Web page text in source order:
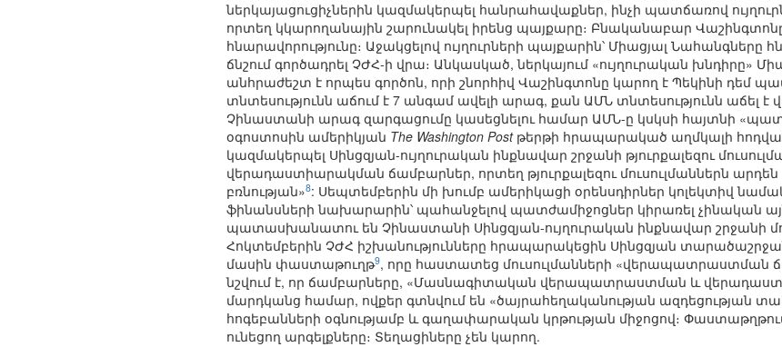
ներկայացուցիչներին կազմակերպել հանրահավաքներ, ինչի պատճառով
որտեղ կկարողանային շարունակել իրենց պայքարը։ Բնականաբար
հնարավորությունը։ Աջակցելով ույղուրների պայքարին՝ Միացյալ
ճնշում գործադրել ՉԺՀ-ի վրա։ Անկասկած, ներկայում «ույղուրական խնդիրը»
անհրաժեշտ է որպես գործոն, որի շնորհիվ Վաշինգտոնը կարող է Պեկինի դեմ
տնտեսությունն աճում է 7 անգամ ավելի արագ, քան ԱՄՆ տնտեսությունն աճել
Չինաստանի արագ զարգացումը կասեցնելու համար ԱՄՆ-ը կսկսի հայտնի
օգոստոսին ամերիկյան The Washington Postթերթի հրապարակած աղմկալի
կազմակերպել Սինցզյան-ույղուրական ինքնավար շրջանի թյուրքալեզու
վերադաստիարակման ճամբարներ, որտեղ թյուրքալեզու մուսուլմաններն
բռնության»8: Սեպտեմբերին մի խումբ ամերիկացի օրենսդիրներ կոլեկտիվ
ֆինանսների նախարարին՝ պահանջելով պատժամիջոցներ կիրառել չինական
պատասխանատու են Չինաստանի Սինցզյան-ույղուրական ինքնավար շրջանի
Հոկտեմբերին ՉԺՀ իշխանությունները հրապարակեցին Սինցզյան
մասին փաստաթուղթ9, որը հաստատեց մուսուլմանների «վերապատրաստման
նշվում է, որ ճամբարները, «Մասնագիտական վերապատրաստման և
մարդկանց համար, ովքեր գտնվում են «ծայրահեղականության ազդեցության
հոգեբանների օգնությամբ և գաղափարական կրթության միջոցով։ Փաստաթղթում
ունեցող արգելքները։ Տեղացիները չեն կարող.